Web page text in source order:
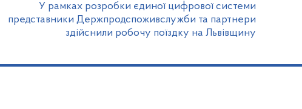
У рамках розробки єдиної цифрової системи
представники Держпродспоживслужби та партнери
здійснили робочу поїздку на Львівщину